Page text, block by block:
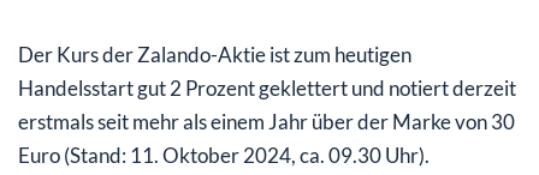
Der Kurs der Zalando-Aktie ist zum heutigen
Handelsstart gut 2 Prozent geklettert und notiert derzeit
erstmals seit mehr als einem Jahr über der Marke von 30
Euro (Stand: 11. Oktober 2024, ca. 09.30 Uhr).